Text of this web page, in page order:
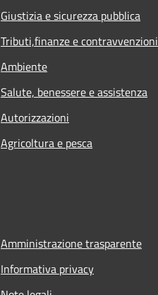
Giustizia e sicurezza pubblica
Tributi,finanze e contravvenzioni
Ambiente
Salute, benessere e assistenza
Autorizzazioni
Agricoltura e pesca
Amministrazione trasparente
Informativa privacy